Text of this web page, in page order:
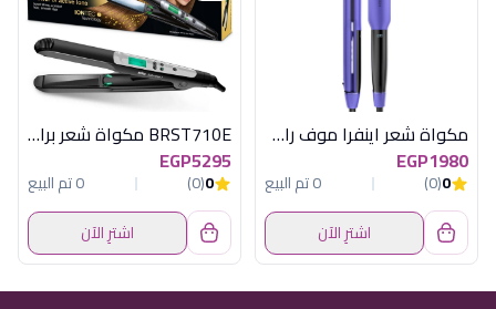
مكواة شعر اينفرا موف راش براش
EGP1980
0
(0)
0 تم البيع
اشترِ الآن
BRST710E مكواة شعر براون
EGP5295
0
(0)
0 تم البيع
اشترِ الآن